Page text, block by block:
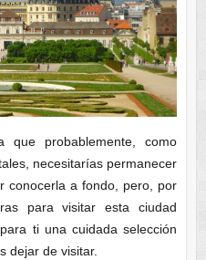
probablemente, como
necesitarías permanecer
conocerla a fondo, pero, por
para visitar esta ciudad
ti una cuidada selección
dejar de visitar.